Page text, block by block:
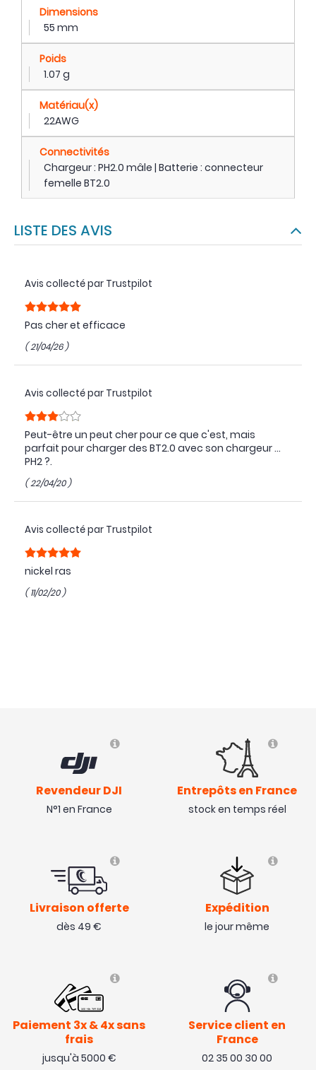
Dimensions
55 mm
Poids
1.07 g
Matériau(x)
22AWG
Connectivités
Chargeur : PH2.0 mâle | Batterie : connecteur
femelle BT2.0
LISTE DES AVIS
Avis collecté par Trustpilot
Pas cher et efficace
( 21/04/26 )
Avis collecté par Trustpilot
Peut-être un peut cher pour ce que c'est, mais
parfait pour charger des BT2.0 avec son chargeur ...
PH2 ?.
( 22/04/20 )
Avis collecté par Trustpilot
nickel ras
( 11/02/20 )
Revendeur DJI
N°1 en France
Entrepôts en France
stock en temps réel
Livraison offerte
dès 49 €
Expédition
le jour même
Paiement 3x & 4x sans
frais
jusqu'à 5000 €
Service client en
France
02 35 00 30 00